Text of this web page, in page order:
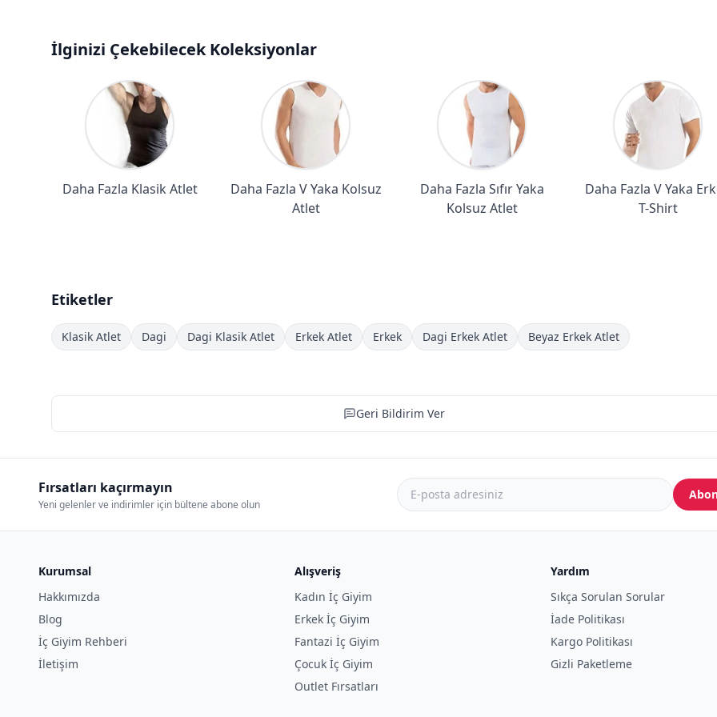
İlginizi Çekebilecek Koleksiyonlar
Daha Fazla Klasik Atlet
Daha Fazla V Yaka Kolsuz
Atlet
Daha Fazla Sıfır Yaka
Kolsuz Atlet
Daha Fazla V Yaka
T-Shirt
Etiketler
Klasik Atlet Dagi Dagi Klasik Atlet Erkek Atlet Erkek Dagi Erkek Atlet Beyaz Erkek Atlet
Geri Bildirim Ver
Fırsatları kaçırmayın
Yeni gelenler ve indirimler için bültene abone olun
Kurumsal
Hakkımızda
Blog
İç Giyim Rehberi
İletişim
Alışveriş
Kadın İç Giyim
Erkek İç Giyim
Fantazi İç Giyim
Çocuk İç Giyim
Outlet Fırsatları
Yardım
Sıkça Sorulan Sorular
İade Politikası
Kargo Politikası
Gizli Paketleme